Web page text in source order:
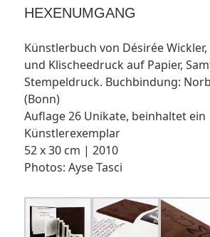
HEXENUMGANG
Künstlerbuch von Désirée
und Klischeedruck auf Papier,
Stempeldruck. Buchbindung:
(Bonn)
Auflage 26 Unikate, beinhaltet ein
Künstlerexemplar
52 x 30 cm | 2010
Photos: Ayse Tasci